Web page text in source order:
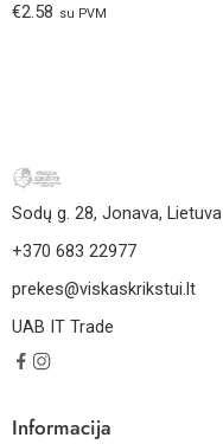
€2.58 su PVM
Sodų g. 28, Jonava, Lietuva
+370 683 22977
prekes@viskaskrikstui.lt
UAB IT Trade
Informacija